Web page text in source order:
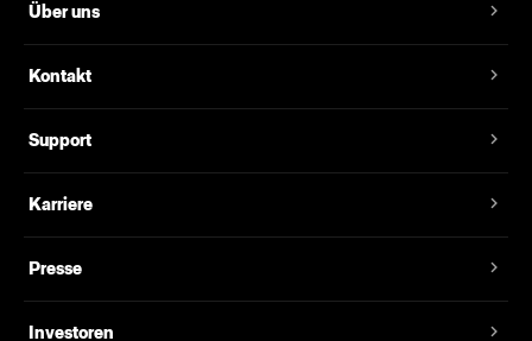
Über uns
Kontakt
Support
Karriere
Presse
Investoren